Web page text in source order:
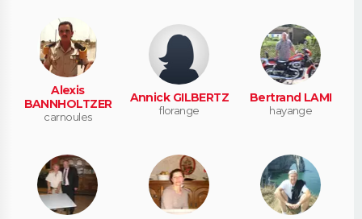
Alexis
BANNHOLTZER
carnoules
Annick GILBERTZ
florange
Bertrand LAMI
hayange